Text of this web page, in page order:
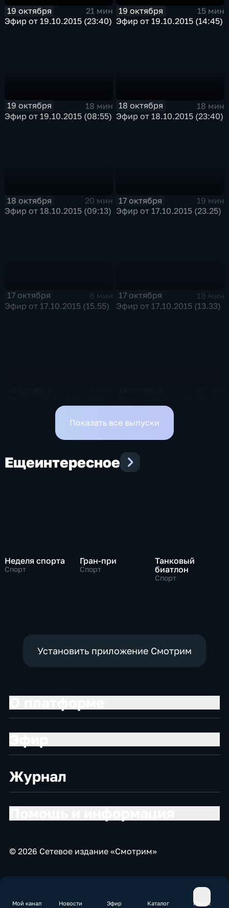
Мой канал Новости Эфир Каталог Поиск
19 октября
21 мин
Эфир от 19.10.2015 (23:40)
19 октября
15 мин
Эфир от 19.10.2015 (14:45)
19 октября
18 мин
Эфир от 19.10.2015 (08:55)
18 октября
18 мин
Эфир от 18.10.2015 (23:40)
18 октября
20 мин
Эфир от 18.10.2015 (09:13)
17 октября
19 мин
Эфир от 17.10.2015 (23.25)
17 октября
6 мин
Эфир от 17.10.2015 (15.55)
17 октября
18 мин
Эфир от 17.10.2015 (13.33)
Показать все выпуски
Ещеинтересное
Неделя спорта
Спорт
Гран-при
Спорт
Танковый
биатлон
Спорт
Установить приложение Смотрим
Журнал
© 2026 Сетевое издание «Смотрим»